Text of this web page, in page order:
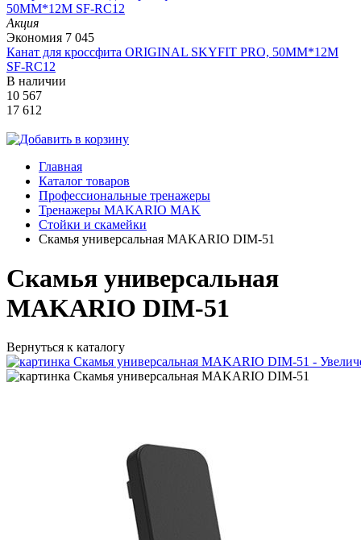
Акция
Экономия 7 045
Канат для кроссфита ORIGINAL SKYFIT PRO, 50MM*12M
SF-RС12
В наличии
10 567
17 612
Главная
Каталог товаров
Профессиональные тренажеры
Тренажеры MAKARIO MAK
Стойки и скамейки
Скамья универсальная MAKARIO DIM-51
Скамья универсальная
MAKARIO DIM-51
Вернуться к каталогу